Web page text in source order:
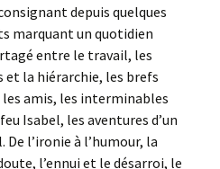
depuis quelques
marquant un quotidien
entre le travail, les
et la hiérarchie, les brefs
les amis, les interminables
Isabel, les aventures d’un
l’ironie à l’humour, la
l’ennui et le désarroi, le